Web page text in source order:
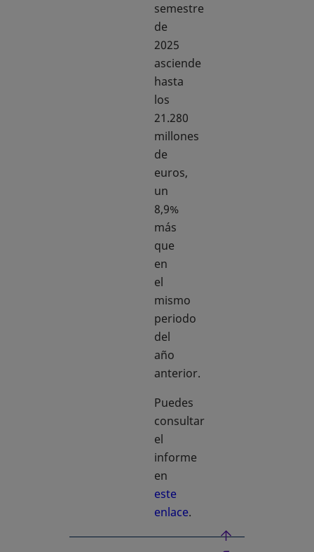
semestre
de
2025
asciende
hasta
los
21.280
millones
de
euros,
un
8,9%
más
que
en
el
mismo
periodo
del
año
anterior.
Puedes
consultar
el
informe
en
este
enlace.